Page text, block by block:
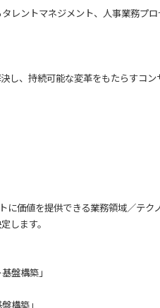
レントマネジメント、人事業務プ
し、持続可能な変革をもたらすコン
に価値を提供できる業務領域／テク
します。
盤構築」
構築」